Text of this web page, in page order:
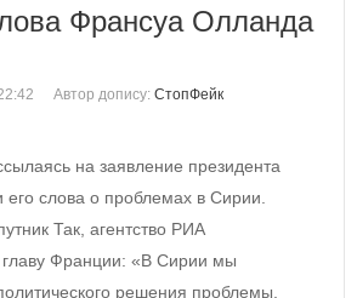
Франсуа Олланда
Автор допису: СтопФейк
на заявление президента
слова о проблемах в Сирии.
Так, агентство РИА
главу Франции: «В Сирии мы
решения проблемы,